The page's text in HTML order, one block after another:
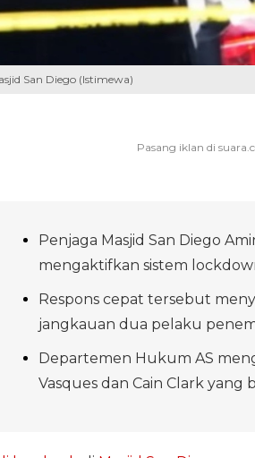
San Diego (Istimewa)
Penjaga Masjid San Diego
mengaktifkan sistem
Respons cepat tersebut
jangkauan dua pelaku
Departemen Hukum AS
Vasques dan Cain Clark yang